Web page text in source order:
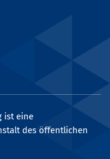
ist eine
des öffentlichen